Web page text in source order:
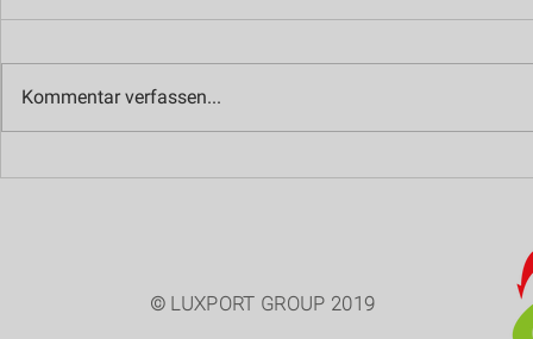
Kommentar verfassen...
© LUXPORT GROUP 2019